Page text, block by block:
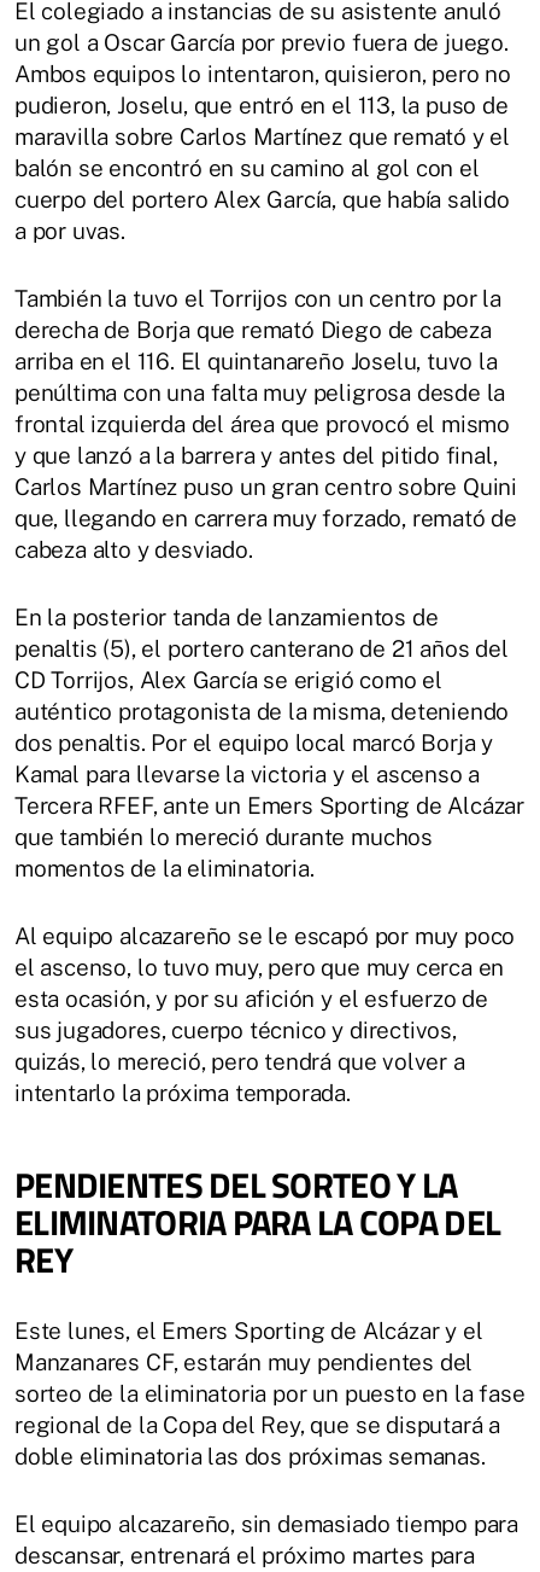
El colegiado a instancias de su asistente anuló
un gol a Oscar García por previo fuera de juego.
Ambos equipos lo intentaron, quisieron, pero no
pudieron, Joselu, que entró en el 113, la puso de
maravilla sobre Carlos Martínez que remató y el
balón se encontró en su camino al gol con el
cuerpo del portero Alex García, que había salido
a por uvas.
También la tuvo el Torrijos con un centro por la
derecha de Borja que remató Diego de cabeza
arriba en el 116. El quintanareño Joselu, tuvo la
penúltima con una falta muy peligrosa desde la
frontal izquierda del área que provocó el mismo
y que lanzó a la barrera y antes del pitido final,
Carlos Martínez puso un gran centro sobre Quini
que, llegando en carrera muy forzado, remató de
cabeza alto y desviado.
En la posterior tanda de lanzamientos de
penaltis (5), el portero canterano de 21 años del
CD Torrijos, Alex García se erigió como el
auténtico protagonista de la misma, deteniendo
dos penaltis. Por el equipo local marcó Borja y
Kamal para llevarse la victoria y el ascenso a
Tercera RFEF, ante un Emers Sporting de Alcázar
que también lo mereció durante muchos
momentos de la eliminatoria.
Al equipo alcazareño se le escapó por muy poco
el ascenso, lo tuvo muy, pero que muy cerca en
esta ocasión, y por su afición y el esfuerzo de
sus jugadores, cuerpo técnico y directivos,
quizás, lo mereció, pero tendrá que volver a
intentarlo la próxima temporada.
PENDIENTES DEL SORTEO Y LA
ELIMINATORIA PARA LA COPA DEL
REY
Este lunes, el Emers Sporting de Alcázar y el
Manzanares CF, estarán muy pendientes del
sorteo de la eliminatoria por un puesto en la fase
regional de la Copa del Rey, que se disputará a
doble eliminatoria las dos próximas semanas.
El equipo alcazareño, sin demasiado tiempo para
descansar, entrenará el próximo martes para